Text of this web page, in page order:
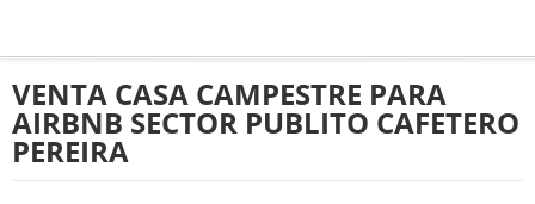
VENTA CASA CAMPESTRE PARA
AIRBNB SECTOR PUBLITO CAFETERO
PEREIRA